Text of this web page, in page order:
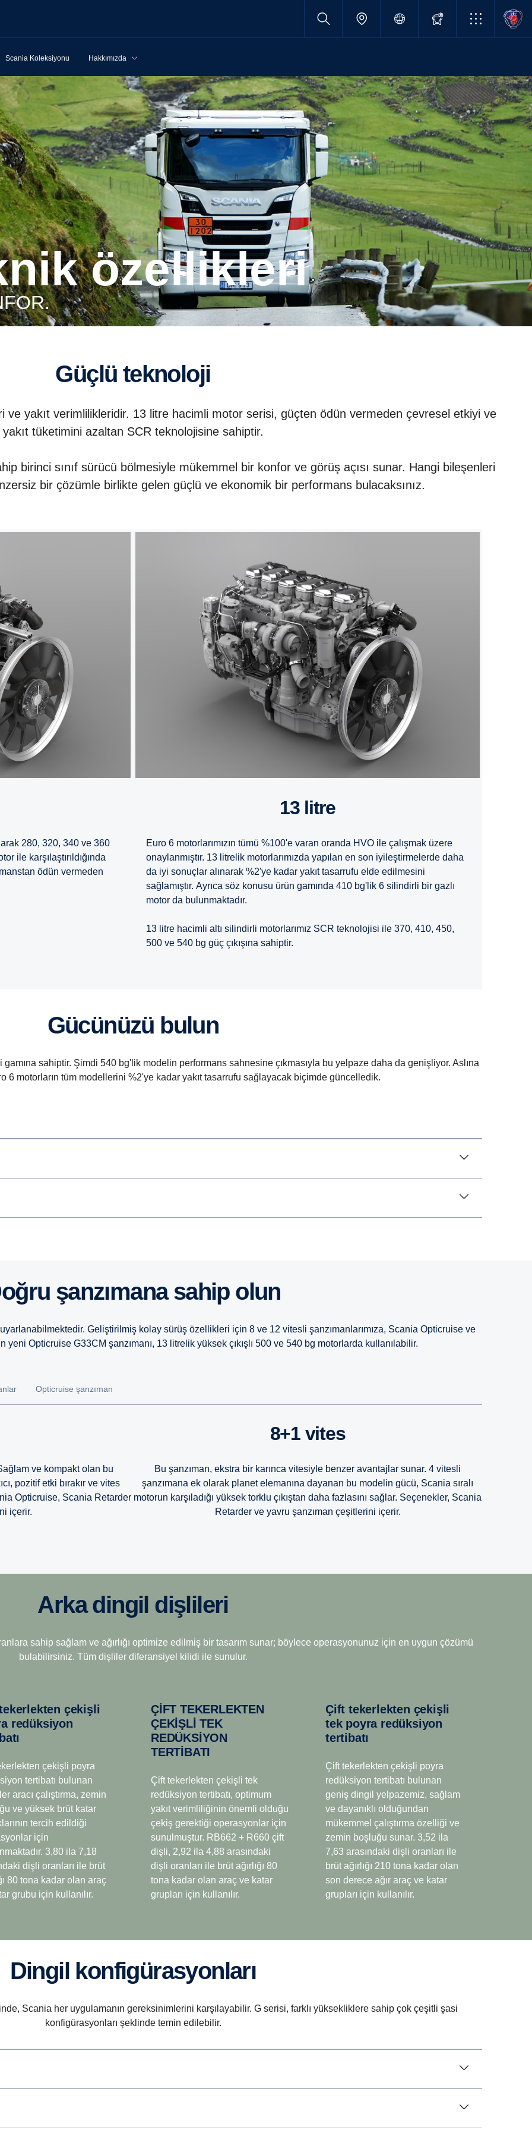
Scania Koleksiyonu Hakkımızda
özellikleri
Güçlü teknoloji
ve yakıt verimlilikleridir. 13 litre hacimli motor serisi, güçten ödün vermeden çevresel etkiyi ve
yakıt tüketimini azaltan SCR teknolojisine sahiptir.
birinci sınıf sürücü bölmesiyle mükemmel bir konfor ve görüş açısı sunar. Hangi bileşenleri
bir çözümle birlikte gelen güçlü ve ekonomik bir performans bulacaksınız.
280, 320, 340 ve 360
ile karşılaştırıldığında
ödün vermeden
13 litre
Euro 6 motorlarımızın tümü %100'e varan oranda HVO ile çalışmak üzere
onaylanmıştır. 13 litrelik motorlarımızda yapılan en son iyileştirmelerde daha
da iyi sonuçlar alınarak %2'ye kadar yakıt tasarrufu elde edilmesini
sağlamıştır. Ayrıca söz konusu ürün gamında 410 bg'lik 6 silindirli bir gazlı
motor da bulunmaktadır.
13 litre hacimli altı silindirli motorlarımız SCR teknolojisi ile 370, 410, 450,
500 ve 540 bg güç çıkışına sahiptir.
Gücünüzü bulun
sahiptir. Şimdi 540 bg'lik modelin performans sahnesine çıkmasıyla bu yelpaze daha da genişliyor. Aslına
6 motorların tüm modellerini %2'ye kadar yakıt tasarrufu sağlayacak biçimde güncelledik.
Doğru şanzımana sahip olun
Geliştirilmiş kolay sürüş özellikleri için 8 ve 12 vitesli şanzımanlarımıza, Scania Opticruise ve
yeni Opticruise G33CM şanzımanı, 13 litrelik yüksek çıkışlı 500 ve 540 bg motorlarda kullanılabilir.
Opticruise şanzıman
ve kompakt olan bu
pozitif etki bırakır ve vites
Opticruise, Scania Retarder
içerir.
8+1 vites
Bu şanzıman, ekstra bir karınca vitesiyle benzer avantajlar sunar. 4 vitesli
şanzımana ek olarak planet elemanına dayanan bu modelin gücü, Scania sıralı
motorun karşıladığı yüksek torklu çıkıştan daha fazlasını sağlar. Seçenekler, Scania
Retarder ve yavru şanzıman çeşitlerini içerir.
olması, bu şanzımanı
seçenek haline getirir. Yakın
Çok düşük hızda çekme gücü gerektiren uygulamalar için bu şanzımanda fazladan
iki karınca vitesi bulunur. Optimize edilmiş tasarruf için tasarlanan bu model, ağır
kapasitesi sunar. Tüm buçuk vitesli şanzımanlar için yavru şanzıman çeşitlerine ek
olarak Scania Opticruise ve Scania Retarder sunulur.
Scania’nın yeni Opticruise G33CM şanzımanı,
sıra gelişmiş ve hızlı vites geçişi özelliği de sunuyor.
yağ hacmi, yağ püskürtme işleviyle sağlanan
pek çok yeni teknolojiye sahip yeni bir şanzıman
Ağırlık, daha fazla faydalı yük elde edilebilmesi için
değişim aralığıyla daha uzun bir kesintisiz kullanım
açısından en uygun değerlerin elde edilmesine
için geri vites yerine
30 km/sa'lik hızlara kadar
damperli kamyonların geri
G33CM'deki retarder, yenilenmiş
altındaki kardan mili hızlarında
adımına sahip yeni bir PTO
Arka dingil dişlileri
sahip sağlam ve ağırlığı optimize edilmiş bir tasarım sunar; böylece operasyonunuz için en uygun çözümü
bulabilirsiniz. Tüm dişliler diferansiyel kilidi ile sunulur.
redüksiyon
çekişli poyra
tertibatı bulunan
aracı çalıştırma, zemin
ve yüksek brüt katar
tercih edildiği
için
3,80 ila 7,18
dişli oranları ile brüt
80 tona kadar olan araç
grubu için kullanılır.
ÇİFT TEKERLEKTEN
ÇEKİŞLİ TEK
REDÜKSİYON
TERTİBATI
Çift tekerlekten çekişli tek
redüksiyon tertibatı, optimum
yakıt verimliliğinin önemli olduğu
çekiş gerektiği operasyonlar için
sunulmuştur. RB662 + R660 çift
dişli, 2,92 ila 4,88 arasındaki
dişli oranları ile brüt ağırlığı 80
tona kadar olan araç ve katar
grupları için kullanılır.
Çift tekerlekten çekişli
tek poyra redüksiyon
tertibatı
Çift tekerlekten çekişli poyra
redüksiyon tertibatı bulunan
geniş dingil yelpazemiz, sağlam
ve dayanıklı olduğundan
mükemmel çalıştırma özelliği ve
zemin boşluğu sunar. 3,52 ila
7,63 arasındaki dişli oranları ile
brüt ağırlığı 210 tona kadar olan
son derece ağır araç ve katar
grupları için kullanılır.
Dingil konfigürasyonları
Scania her uygulamanın gereksinimlerini karşılayabilir. G serisi, farklı yüksekliklere sahip çok çeşitli şasi
konfigürasyonları şeklinde temin edilebilir.